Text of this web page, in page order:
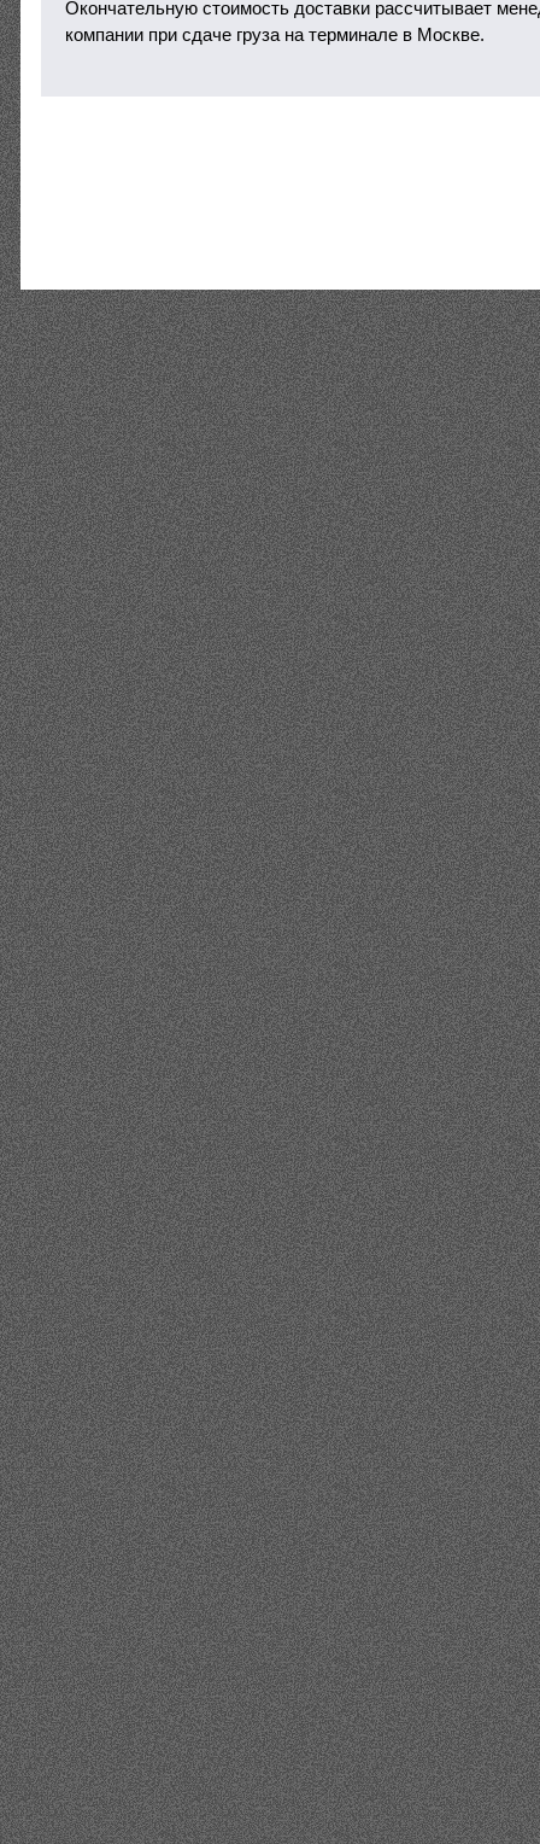
Окончательную стоимость доставки рассчитывает
компании при сдаче груза на терминале в Москве.